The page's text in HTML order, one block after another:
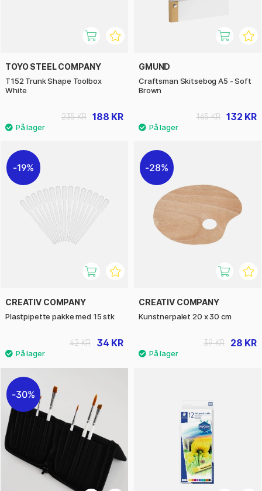
TOYO STEEL COMPANY
T152 Trunk Shape Toolbox
White
188 KR
235 KR
GMUND
Craftsman Skitsebog A5 - Soft
Brown
132 KR
165 KR
19%
CREATIV COMPANY
Plastpipette pakke med 15 stk
34 KR
42 KR
28%
CREATIV COMPANY
Kunstnerpalet 20 x 30 cm
28 KR
39 KR
30%